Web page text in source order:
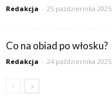
Redakcja - 25 października 2025
Co na obiad po włosku?
Redakcja - 24 października 2025